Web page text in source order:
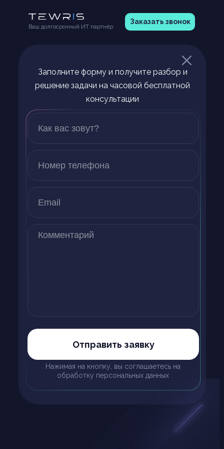
Ваш долгосрочный ИТ партнёр
Заказать звонок
Заполните форму и получите разбор и
решение задачи на часовой бесплатной
консультации
Отправить заявку
Нажимая на кнопку, вы соглашаетесь на
обработку персональных данных